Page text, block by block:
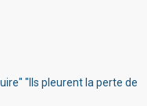
"Ils pleurent la perte de